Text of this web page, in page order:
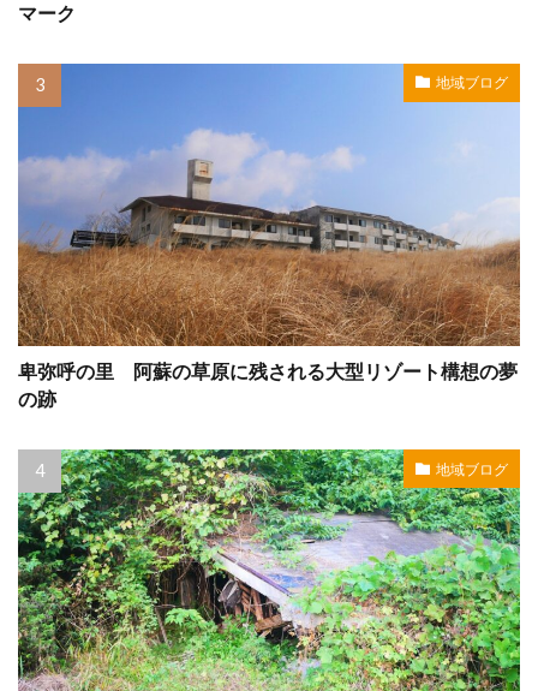
マーク
地域ブログ
卑弥呼の里 阿蘇の草原に残される大型リゾート構想の夢
の跡
地域ブログ